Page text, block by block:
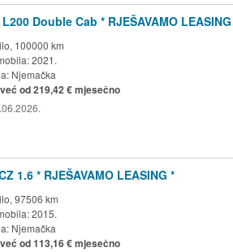
Double Cab * RJEŠAVAMO
100000 km
2021.
Njemačka
od 219,42 € mjesečno
1.6 * RJEŠAVAMO LEASING *
97506 km
2015.
Njemačka
od 113,16 € mjesečno